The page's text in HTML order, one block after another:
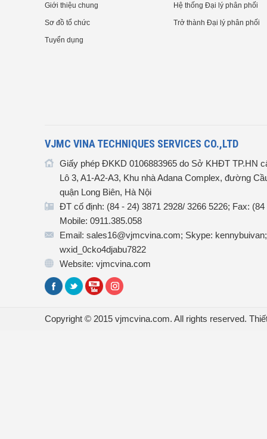
Giới thiệu chung
Sơ đồ tổ chức
Tuyển dụng
Hệ thống Đại lý phân phối
Trở thành Đại lý phân phối
VJMC VINA TECHNIQUES SERVICES CO.,LTD
Giấy phép ĐKKD 0106883965 do Sở KHĐT TP.HN
Lô 3, A1-A2-A3, Khu nhà Adana Complex, đường
quận Long Biên, Hà Nội
ĐT cố định: (84 - 24) 3871 2928/ 3266 5226; Fax:
Mobile: 0911.385.058
Email: sales16@vjmcvina.com; Skype:
wxid_0cko4djabu7822
Website: vjmcvina.com
Copyright © 2015 vjmcvina.com. All rights reserved.